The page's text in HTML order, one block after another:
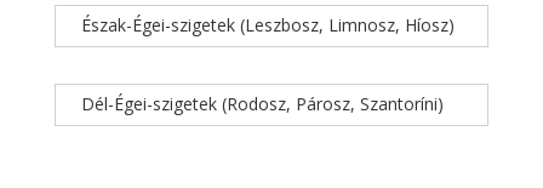
Észak-Égei-szigetek (Leszbosz, Limnosz, Híosz)
Dél-Égei-szigetek (Rodosz, Párosz, Szantoríni)